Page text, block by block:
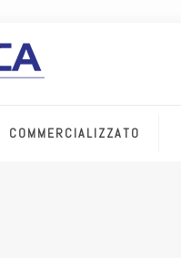
COMMERCIALIZZATO